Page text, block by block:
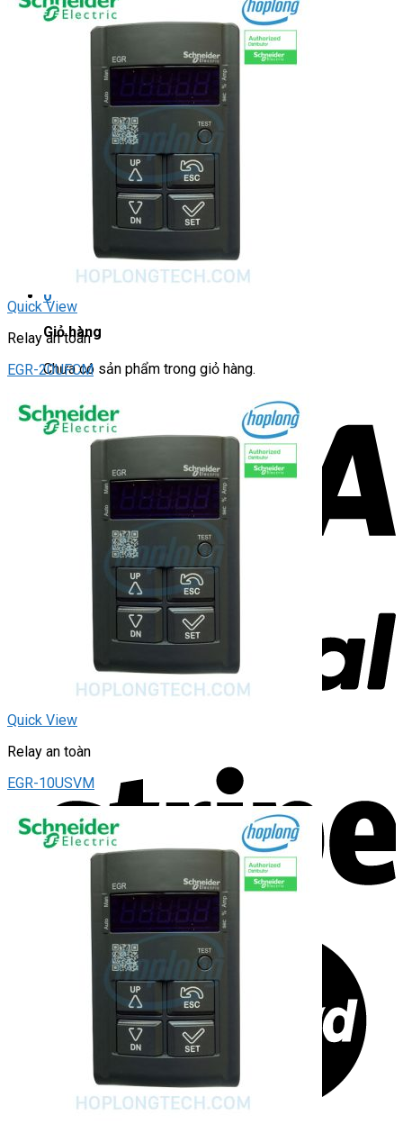
Light Star
DRIVER / MOTOR STEP
Đèn báo quay
Đèn báo panel tròn
Đèn báo tháp
Đèn báo khác
CHUYỂN MẠCH / NÚT NHẤN
Chuyển mạch có khóa
Công tắc dừng khẩn
Nút nhấn
Phích cắm / Ổ cắm / Công tắc
Can nhiệt
0
Giỏ hàng
Chưa có sản phẩm trong giỏ hàng.
Quick View
Relay an toàn
EGR-20UFCM
Quick View
Relay an toàn
EGR-10USVM